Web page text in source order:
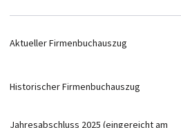
Aktueller Firmenbuchauszug
Historischer Firmenbuchauszug
Jahresabschluss 2025 (eingereicht am